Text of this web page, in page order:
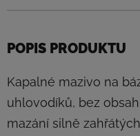
POPIS PRODUKTU
Kapalné mazivo na
uhlovodíků, bez
mazání silně